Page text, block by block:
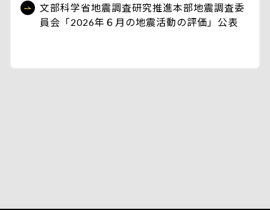
文部科学省地震調査研究推進本部地震調査委
員会「2026年６月の地震活動の評価」公表